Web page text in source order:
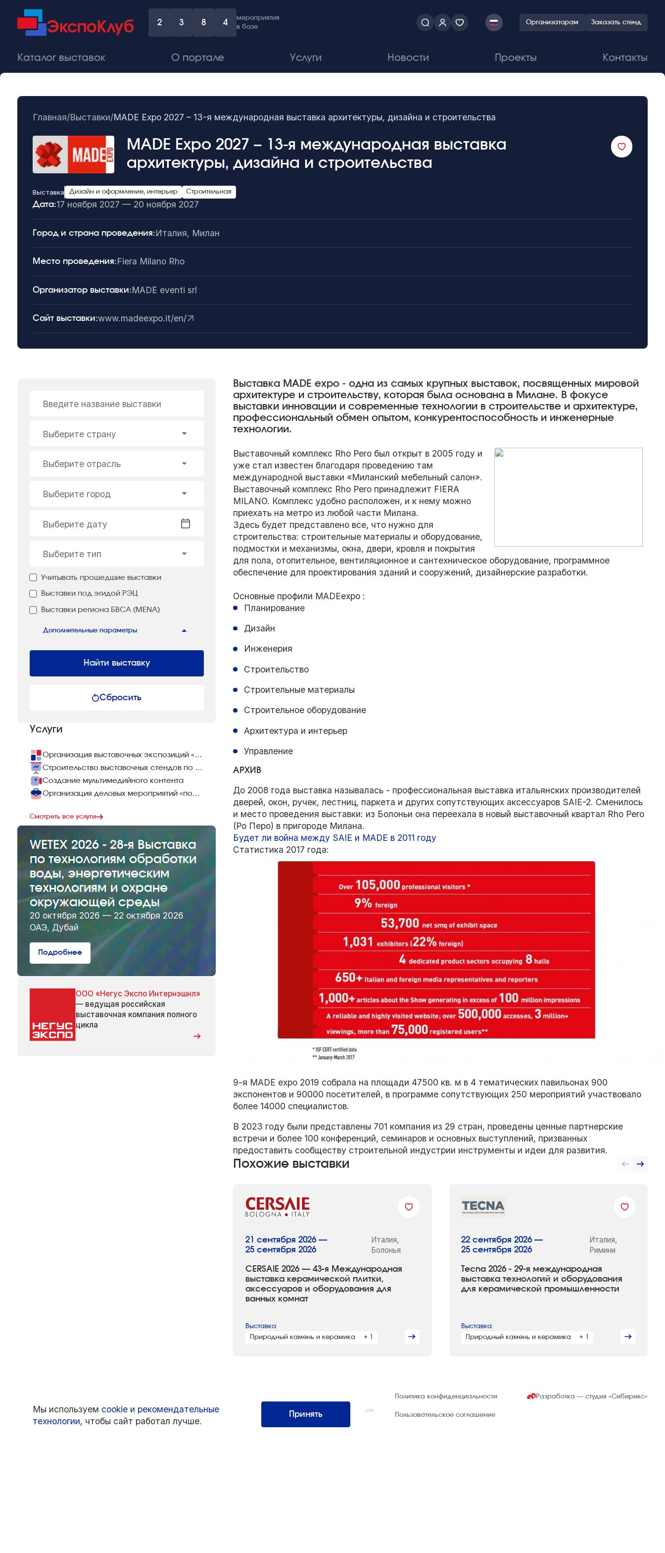
2 3 8 4
мероприятия
в базе
Организаторам Заказать стенд
Каталог выставок О портале Услуги Новости Проекты Контакты
Главная/Выставки/MADE Expo 2027 – 13-я международная выставка архитектуры, дизайна и строительства
MADE Expo 2027 – 13-я международная выставка
архитектуры, дизайна и строительства
Выставка Дизайн и оформление, интерьер Строительная
Дата:17 ноября 2027 — 20 ноября 2027
Город и страна проведения:Италия, Милан
Место проведения:Fiera Milano Rho
Организатор выставки:MADE eventi srl
Сайт выставки:www.madeexpo.it/en/
Введите название выставки
Выберите страну
Выберите отрасль
Выберите город
Выберите дату
Выберите тип
Учитывать прошедшие выставки
Выставки под эгидой РЭЦ
Выставки региона БВСА (MENA)
Дополнительные параметры
Найти выставку
Сбросить
Услуги
Организация выставочных экспозиций «под ключ»
Строительство выставочных стендов по всему миру
Создание мультимедийного контента
Организация деловых мероприятий «под ключ»
Смотреть все услуги
WETEX 2026 - 28-я Выставка
по технологиям обработки
воды, энергетическим
технологиям и охране
окружающей среды
20 октября 2026 — 22 октября 2026
ОАЭ, Дубай
Подробнее
ООО «Негус Экспо Интернэшнл»
— ведущая российская
выставочная компания полного
цикла
Выставка MADE expo - одна из самых крупных выставок, посвященных мировой
архитектуре и строительству, которая была основана в Милане. В фокусе
выставки инновации и современные технологии в строительстве и архитектуре,
профессиональный обмен опытом, конкурентоспособность и инженерные
технологии.
Выставочный комплекс Rho Pero был открыт в 2005 году и
уже стал известен благодаря проведению там
международной выставки «Миланский мебельный салон».
Выставочный комплекс Rho Pero принадлежит FIERA
MILANO. Комплекс удобно расположен, и к нему можно
приехать на метро из любой части Милана.
Здесь будет представлено все, что нужно для
строительства: строительные материалы и оборудование,
подмостки и механизмы, окна, двери, кровля и покрытия
для пола, отопительное, вентиляционное и сантехническое оборудование, программное
обеспечение для проектирования зданий и сооружений, дизайнерские разработки.
Основные профили MADEexpo :
Планирование
Дизайн
Инженерия
Строительство
Строительные материалы
Строительное оборудование
Архитектура и интерьер
Управление
АРХИВ
До 2008 года выставка называлась - профессиональная выставка итальянских производителей
дверей, окон, ручек, лестниц, паркета и других сопутствующих аксессуаров SAIE-2. Сменилось
и место проведения выставки: из Болоньи она переехала в новый выставочный квартал Rho Pero
(Ро Перо) в пригороде Милана.
Будет ли война между SAIE и MADE в 2011 году
Статистика 2017 года:
9-я MADE expo 2019 собрала на площади 47500 кв. м в 4 тематических павильонах 900
экспонентов и 90000 посетителей, в программе сопутствующих 250 мероприятий участвовало
более 14000 специалистов.
В 2023 году были представлены 701 компания из 29 стран, проведены ценные партнерские
встречи и более 100 конференций, семинаров и основных выступлений, призванных
предоставить сообществу строительной индустрии инструменты и идеи для развития.
Похожие выставки
CERSAIE 2026 — 43-я Международная
выставка керамической плитки,
аксессуаров и оборудования для
ванных комнат
21 сентября 2026 —
25 сентября 2026
Италия,
Болонья
Выставка
Природный камень и керамика
+ 1
Tecna 2026 - 29-я международная
выставка технологий и оборудования
для керамической промышленности
22 сентября 2026 —
25 сентября 2026
Италия,
Римини
Выставка
Природный камень и керамика
+ 1
Интернэшнл»
Все права защищены. Использование материалов
возможно только со ссылкой на источник.
Политика конфиденциальности
Пользовательское соглашение
Разработка — студия«Сибирикс»
Мы используем cookie и рекомендательные
технологии, чтобы сайт работал лучше.
Принять